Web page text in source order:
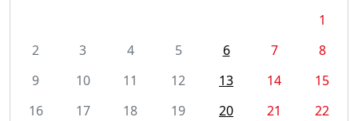
1
2
3 4 5 6 7
8
9
10 11 12 13 14
15
16
17 18 19 20 21
22